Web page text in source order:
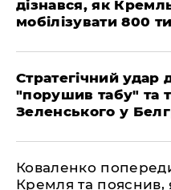
дізнався, як
мобілізувати 800
Стратегічний удар
"порушив табу" та
Зеленського у
Коваленко
Кремля та пояснив,